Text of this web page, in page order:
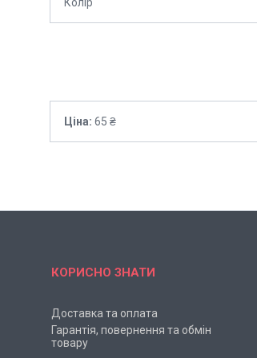
Ціна: 65 ₴
КОРИСНО ЗНАТИ
Доставка та оплата
Гарантія, повернення та обмін
товару